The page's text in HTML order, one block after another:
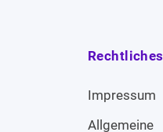
Rechtliches
Impressum
Allgemeine